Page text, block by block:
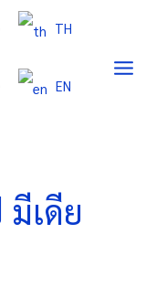
TH
EN
เดีย